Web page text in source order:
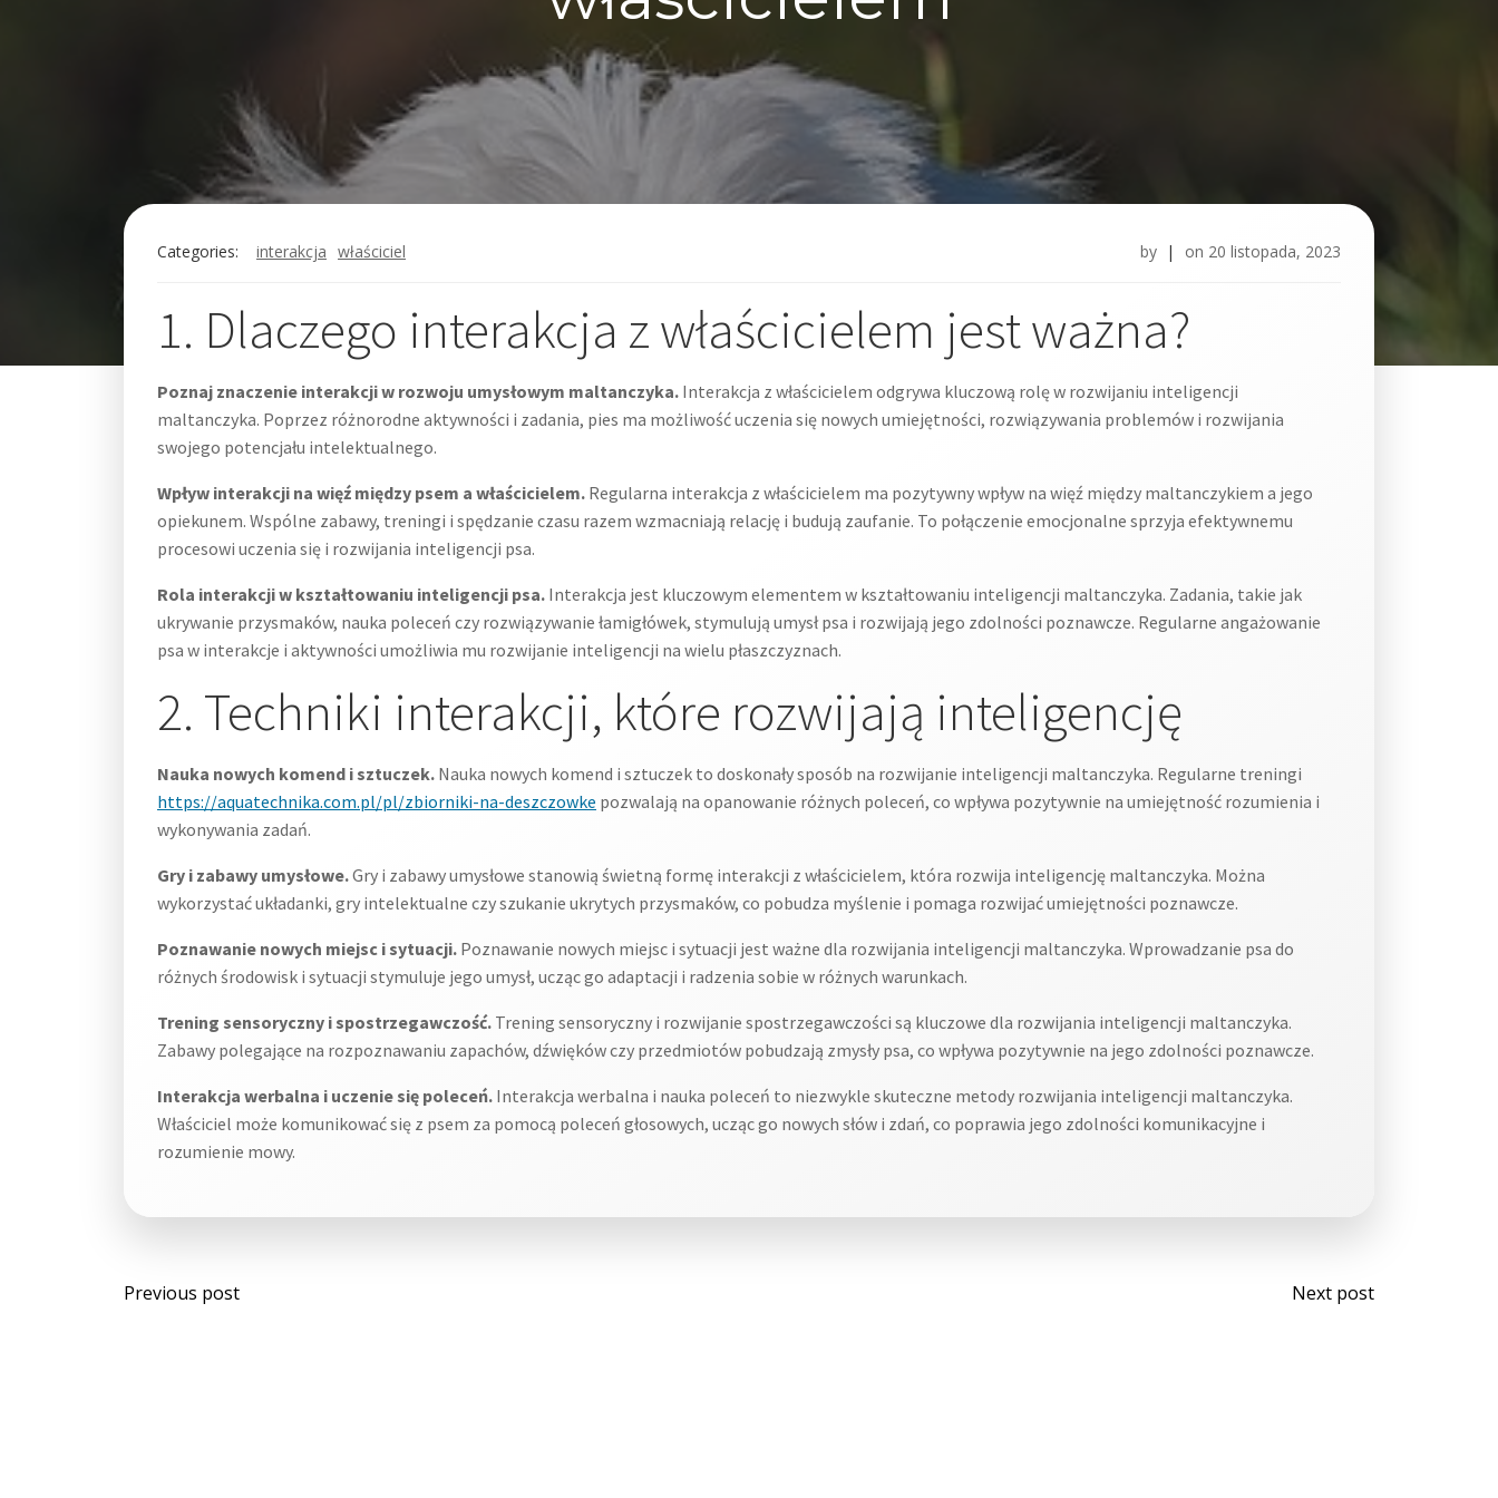
Categories: interakcja właściciel by | on 20 listopada, 2023
1. Dlaczego interakcja z właścicielem jest ważna?
Poznaj znaczenie interakcji w rozwoju umysłowym maltanczyka. Interakcja z właścicielem odgrywa kluczową rolę w rozwijaniu inteligencji
maltanczyka. Poprzez różnorodne aktywności i zadania, pies ma możliwość uczenia się nowych umiejętności, rozwiązywania problemów i rozwijania
swojego potencjału intelektualnego.
Wpływ interakcji na więź między psem a właścicielem. Regularna interakcja z właścicielem ma pozytywny wpływ na więź między maltanczykiem a jego
opiekunem. Wspólne zabawy, treningi i spędzanie czasu razem wzmacniają relację i budują zaufanie. To połączenie emocjonalne sprzyja efektywnemu
procesowi uczenia się i rozwijania inteligencji psa.
Rola interakcji w kształtowaniu inteligencji psa. Interakcja jest kluczowym elementem w kształtowaniu inteligencji maltanczyka. Zadania, takie jak
ukrywanie przysmaków, nauka poleceń czy rozwiązywanie łamigłówek, stymulują umysł psa i rozwijają jego zdolności poznawcze. Regularne angażowanie
psa w interakcje i aktywności umożliwia mu rozwijanie inteligencji na wielu płaszczyznach.
2. Techniki interakcji, które rozwijają inteligencję
Nauka nowych komend i sztuczek. Nauka nowych komend i sztuczek to doskonały sposób na rozwijanie inteligencji maltanczyka. Regularne treningi
https://aquatechnika.com.pl/pl/zbiorniki-na-deszczowke pozwalają na opanowanie różnych poleceń, co wpływa pozytywnie na umiejętność rozumienia i
wykonywania zadań.
Gry i zabawy umysłowe.Gry i zabawy umysłowe stanowią świetną formę interakcji z właścicielem, która rozwija inteligencję maltanczyka. Można
wykorzystać układanki, gry intelektualne czy szukanie ukrytych przysmaków, co pobudza myślenie i pomaga rozwijać umiejętności poznawcze.
Poznawanie nowych miejsc i sytuacji. Poznawanie nowych miejsc i sytuacji jest ważne dla rozwijania inteligencji maltanczyka. Wprowadzanie psa do
różnych środowisk i sytuacji stymuluje jego umysł, ucząc go adaptacji i radzenia sobie w różnych warunkach.
Trening sensoryczny i spostrzegawczość. Trening sensoryczny i rozwijanie spostrzegawczości są kluczowe dla rozwijania inteligencji maltanczyka.
Zabawy polegające na rozpoznawaniu zapachów, dźwięków czy przedmiotów pobudzają zmysły psa, co wpływa pozytywnie na jego zdolności poznawcze.
Interakcja werbalna i uczenie się poleceń. Interakcja werbalna i nauka poleceń to niezwykle skuteczne metody rozwijania inteligencji maltanczyka.
Właściciel może komunikować się z psem za pomocą poleceń głosowych, ucząc go nowych słów i zdań, co poprawia jego zdolności komunikacyjne i
rozumienie mowy.
Post
Previous post
Post
Next post